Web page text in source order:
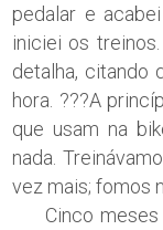
pedalar e
iniciei os
detalha, citando
hora. ???A
que usam na
nada.
vez mais; fomos
Cinco meses